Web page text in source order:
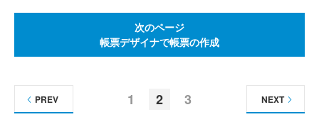
次のページ
帳票デザイナで帳票の作成
1 2 3
PREV NEXT